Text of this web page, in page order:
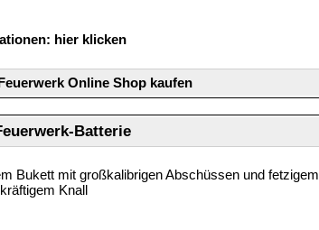
hier klicken
Online Shop kaufen
Batterie
Bukett mit großkalibrigen Abschüssen und fetzigem
Knall